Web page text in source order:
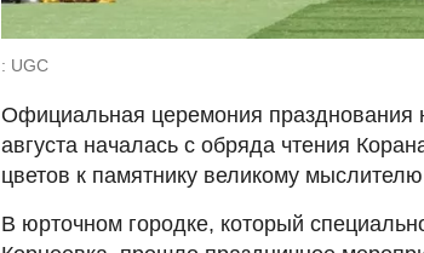
: UGC
Официальная церемония
августа началась с обряда чтения
цветов к памятнику великому
В юрточном городке, который